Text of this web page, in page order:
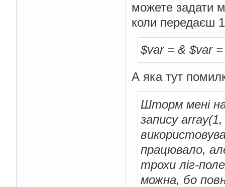
можете задати
коли передаєш
$var = & $var
А яка тут
Шторм мені
запису
працювало,
трохи ліг-
можна, бо